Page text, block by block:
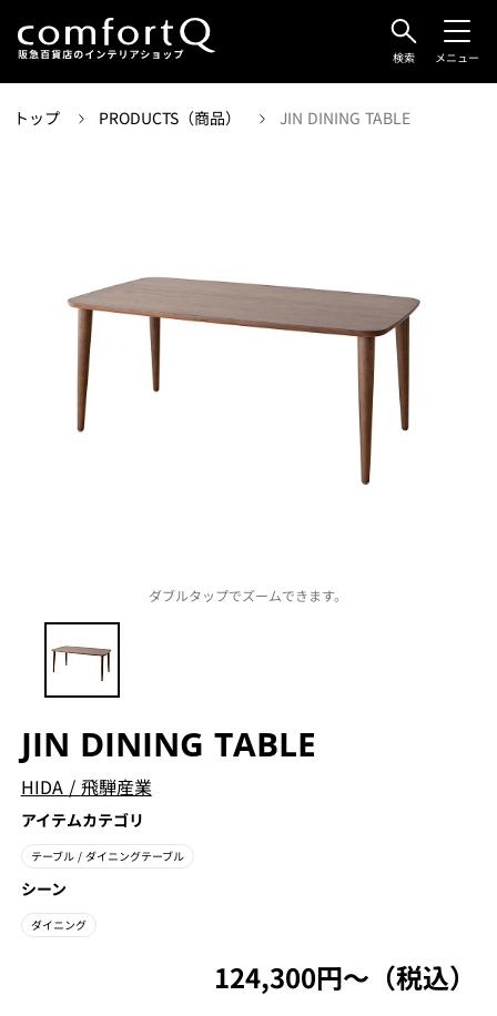
検索 メニュー
トップ PRODUCTS（商品） JIN DINING TABLE
ダブルタップでズームできます。
JIN DINING TABLE
HIDA / 飛騨産業
アイテムカテゴリ
テーブル / ダイニングテーブル
シーン
ダイニング
124,300円〜（税込）